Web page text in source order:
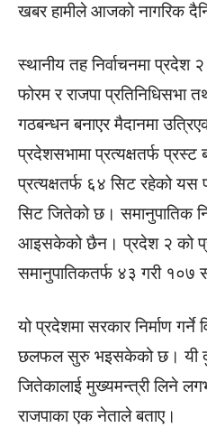
खबर हामीले आजको नागरिक
स्थानीय तह निर्वाचनमा प्रदेश
फोरम र राजपा प्रतिनिधिसभा
गठबन्धन बनाएर मैदानमा
प्रदेशसभामा प्रत्यक्षतर्फ
प्रत्यक्षतर्फ ६४ सिट रहेको
सिट जितेको छ। समानुपातिक
आइसकेको छैन। प्रदेश २ को
समानुपातिकतर्फ ४३ गरी १०७
यो प्रदेशमा सरकार निर्माण गर्ने
छलफल सुरु भइसकेको छ। यी
जितेकालाई मुख्यमन्त्री लिने
राजपाका एक नेताले बताए।